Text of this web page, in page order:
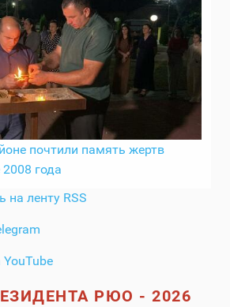
почтили память жертв
года
на ленту RSS
РЮО - 2026